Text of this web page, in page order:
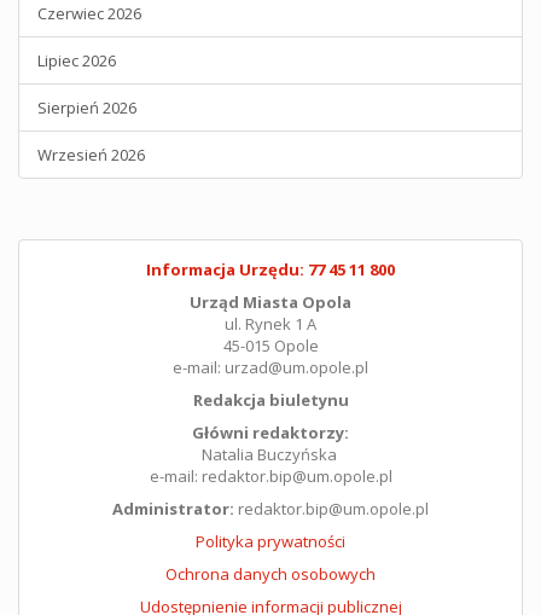
Czerwiec 2026
Lipiec 2026
Sierpień 2026
Wrzesień 2026
Informacja Urzędu: 77 45 11 800
Urząd Miasta Opola
ul. Rynek 1 A
45-015 Opole
e-mail: urzad@um.opole.pl
Redakcja biuletynu
Główni redaktorzy:
Natalia Buczyńska
e-mail: redaktor.bip@um.opole.pl
Administrator: redaktor.bip@um.opole.pl
Polityka prywatności
Ochrona danych osobowych
Udostępnienie informacji publicznej